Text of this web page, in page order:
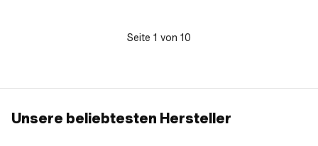
Seite 1 von 10
Unsere beliebtesten Hersteller